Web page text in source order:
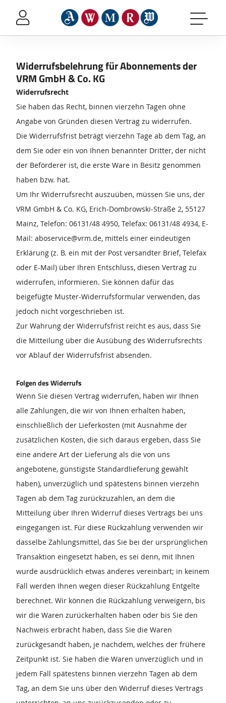
Sprung-
Navigation
zu:
Header
Footer
Widerrufsbelehrung für Abonnements der
VRM GmbH & Co. KG
Widerrufsrecht
Sie haben das Recht, binnen vierzehn Tagen ohne
Angabe von Gründen diesen Vertrag zu widerrufen.
Die Widerrufsfrist beträgt vierzehn Tage ab dem Tag, an
dem Sie oder ein von Ihnen benannter Dritter, der nicht
der Beförderer ist, die erste Ware in Besitz genommen
haben bzw. hat.
Um Ihr Widerrufsrecht auszuüben, müssen Sie uns, der
VRM GmbH & Co. KG, Erich-Dombrowski-Straße 2, 55127
Mainz, Telefon: 06131/48 4950, Telefax: 06131/48 4934, E-
Mail: aboservice@vrm.de, mittels einer eindeutigen
Erklärung (z. B. ein mit der Post versandter Brief, Telefax
oder E-Mail) über Ihren Entschluss, diesen Vertrag zu
widerrufen, informieren. Sie können dafür das
beigefügte Muster-Widerrufsformular verwenden, das
jedoch nicht vorgeschrieben ist.
Zur Wahrung der Widerrufsfrist reicht es aus, dass Sie
die Mitteilung über die Ausübung des Widerrufsrechts
vor Ablauf der Widerrufsfrist absenden.
Folgen des Widerrufs
Wenn Sie diesen Vertrag widerrufen, haben wir Ihnen
alle Zahlungen, die wir von Ihnen erhalten haben,
einschließlich der Lieferkosten (mit Ausnahme der
zusätzlichen Kosten, die sich daraus ergeben, dass Sie
eine andere Art der Lieferung als die von uns
angebotene, günstigste Standardlieferung gewählt
haben), unverzüglich und spätestens binnen vierzehn
Tagen ab dem Tag zurückzuzahlen, an dem die
Mitteilung über Ihren Widerruf dieses Vertrags bei uns
eingegangen ist. Für diese Rückzahlung verwenden wir
dasselbe Zahlungsmittel, das Sie bei der ursprünglichen
Transaktion eingesetzt haben, es sei denn, mit Ihnen
wurde ausdrücklich etwas anderes vereinbart; in keinem
Fall werden Ihnen wegen dieser Rückzahlung Entgelte
berechnet. Wir können die Rückzahlung verweigern, bis
wir die Waren zurückerhalten haben oder bis Sie den
Nachweis erbracht haben, dass Sie die Waren
zurückgesandt haben, je nachdem, welches der frühere
Zeitpunkt ist. Sie haben die Waren unverzüglich und in
jedem Fall spätestens binnen vierzehn Tagen ab dem
Tag, an dem Sie uns über den Widerruf dieses Vertrags